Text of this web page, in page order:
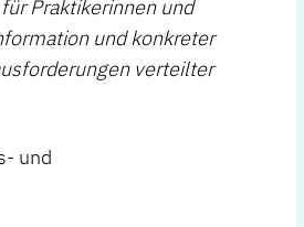
Praktikerinnen und
und konkreter
verteilter
und